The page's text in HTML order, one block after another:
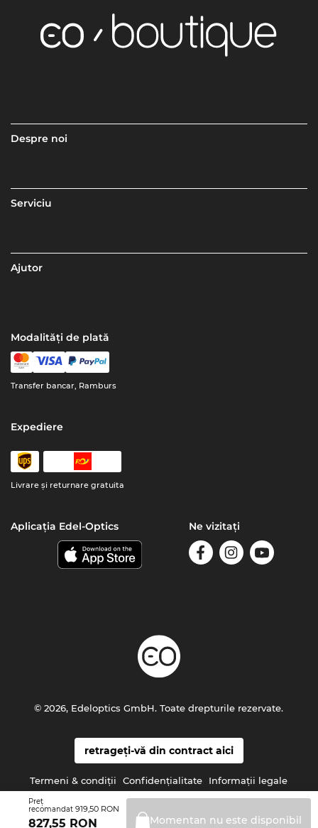
Preţ
recomandat 919,50 RON
827,55 RON Momentan nu este disponibil
Despre noi
Serviciu
Ajutor
Modalități de plată
Transfer bancar, Ramburs
Expediere
Livrare şi returnare gratuita
Aplicația Edel-Optics Ne vizitați
retrageți-vă din contract aici
Termeni & condiţii Confidenţialitate Informaţii legale
© 2026, Edeloptics GmbH. Toate drepturile rezervate.